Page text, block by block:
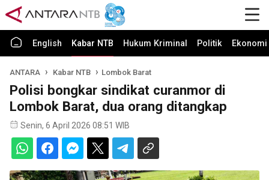
English Kabar NTB Hukum Kriminal Politik
ANTARA Kabar NTB Lombok Barat
Polisi bongkar sindikat curanmor di
Lombok Barat, dua orang ditangkap
Senin, 6 April 2026 08:51 WIB